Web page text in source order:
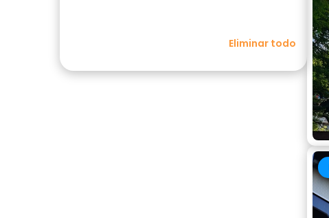
Eliminar todo